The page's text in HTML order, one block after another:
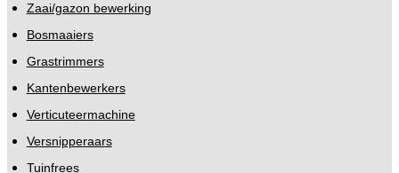
Zaai/gazon bewerking
Bosmaaiers
Grastrimmers
Kantenbewerkers
Verticuteermachine
Versnipperaars
Tuinfrees